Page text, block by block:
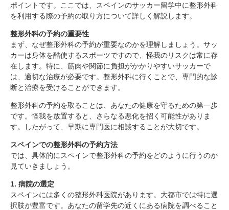
ポイントです。ここでは、スペインのサッカー留学中に整形外科
を利用する際の予約の取り方について詳しく解説します。
整形外科の予約の重要性
まず、なぜ整形外科の予約が重要なのかを理解しましょう。サッ
カーは身体を酷使するスポーツですので、怪我のリスクは常に存
在します。特に、筋肉や関節に負担がかかりやすいサッカーで
は、適切な治療が必要です。整形外科に行くことで、専門的な診
断と治療を受けることができます。
整形外科の予約を取ることは、あなたの健康を守るための第一歩
です。怪我を放置すると、さらなる悪化を招く可能性がありま
す。したがって、早期に専門医に相談することが大切です。
スペインでの整形外科の予約方法
では、具体的にスペインで整形外科の予約をどのように行うのか
見ていきましょう。
1. 病院の選定
スペインには多くの整形外科医院があります。大都市では特に選
択肢が豊富です。あなたの留学先の近くにある病院を調べること